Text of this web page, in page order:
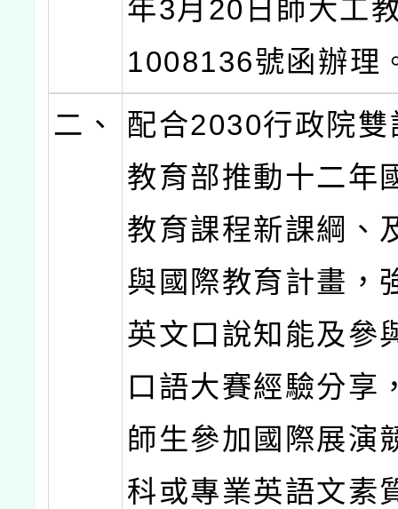
年3月20日師大工
1008136號函辦理
二、
配合2030行政院
教育部推動十二年
教育課程新課綱、
與國際教育計畫，
英文口說知能及參
口語大賽經驗分享
師生參加國際展演
科或專業英語文素